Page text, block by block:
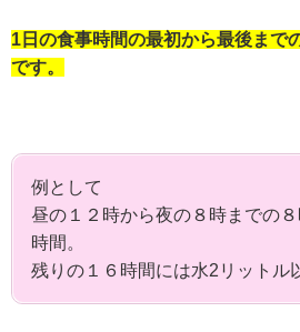
1日の食事時間の最初から最後まで
です。
例として
昼の１２時から夜の８時までの
時間。
残りの１６時間には水2リットル